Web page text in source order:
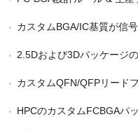
カスタムBGA/IC基質が信
2.5Dおよび3Dパッケージの
カスタムQFN/QFPリード
HPCのカスタムFCBGAパ